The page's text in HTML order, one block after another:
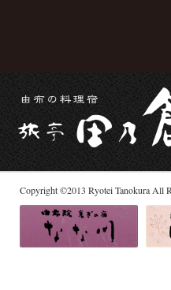
Copyright©2013 Ryotei Tanokura All